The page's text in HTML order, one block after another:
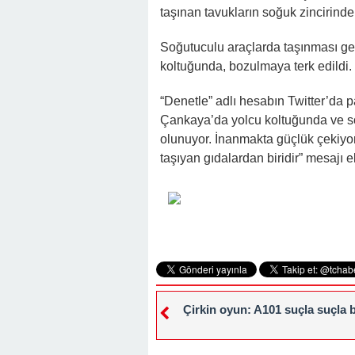
22:41 - Kocam Beni Çocuksuz Diye
Kızım Tabutun Başında
Şeyi Ortaya Çıkardı
taşınan tavukların soğuk
Soğutuculu araçlarda taşınması
koltuğunda, bozulmaya terk edildi.
“Denetle” adlı hesabın Twitter’da
Çankaya’da yolcu koltuğunda ve
olunuyor. İnanmakta güçlük
taşıyan gıdalardan biridir” mesajı
Çirkin oyun: A101 suçla suçla